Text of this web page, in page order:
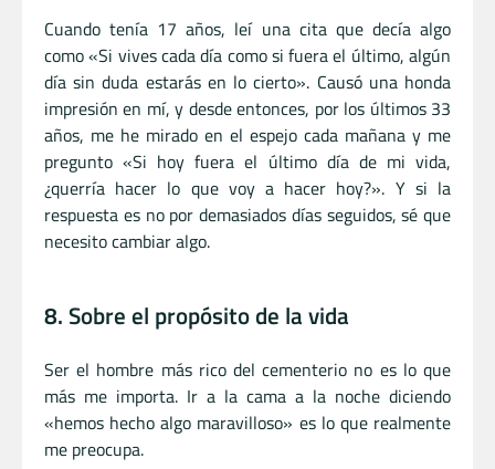
Cuando tenía 17 años, leí una cita que decía algo
como «Si vives cada día como si fuera el último, algún
día sin duda estarás en lo cierto». Causó una honda
impresión en mí, y desde entonces, por los últimos 33
años, me he mirado en el espejo cada mañana y me
pregunto «Si hoy fuera el último día de mi vida,
¿querría hacer lo que voy a hacer hoy?». Y si la
respuesta es no por demasiados días seguidos, sé que
necesito cambiar algo.
8. Sobre el propósito de la vida
Ser el hombre más rico del cementerio no es lo que
más me importa. Ir a la cama a la noche diciendo
«hemos hecho algo maravilloso» es lo que realmente
me preocupa.